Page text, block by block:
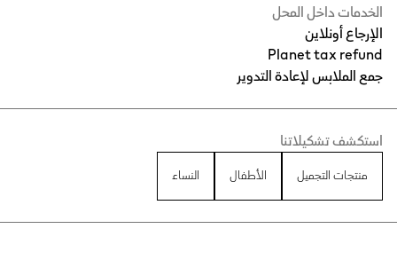
الخدمات داخل المحل
الإرجاع أونلاين
Planet tax refund
جمع الملابس لإعادة التدوير
استكشف تشكيلاتنا
منتجات التجميل الأطفال النساء